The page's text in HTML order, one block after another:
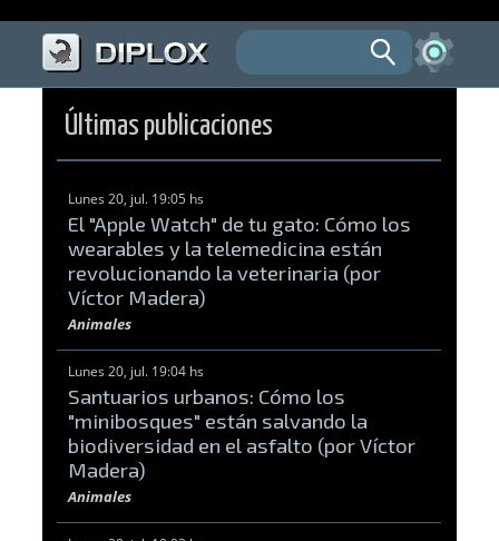
Últimas publicaciones
Lunes 20, jul. 19:05 hs
El "Apple Watch" de tu gato: Cómo los
wearables y la telemedicina están
revolucionando la veterinaria (por
Víctor Madera)
Animales
Lunes 20, jul. 19:04 hs
Santuarios urbanos: Cómo los
"minibosques" están salvando la
biodiversidad en el asfalto (por Víctor
Madera)
Animales